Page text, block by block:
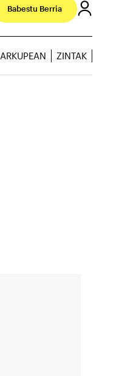
Babestu Berria
ARKUPEAN ZINTAK